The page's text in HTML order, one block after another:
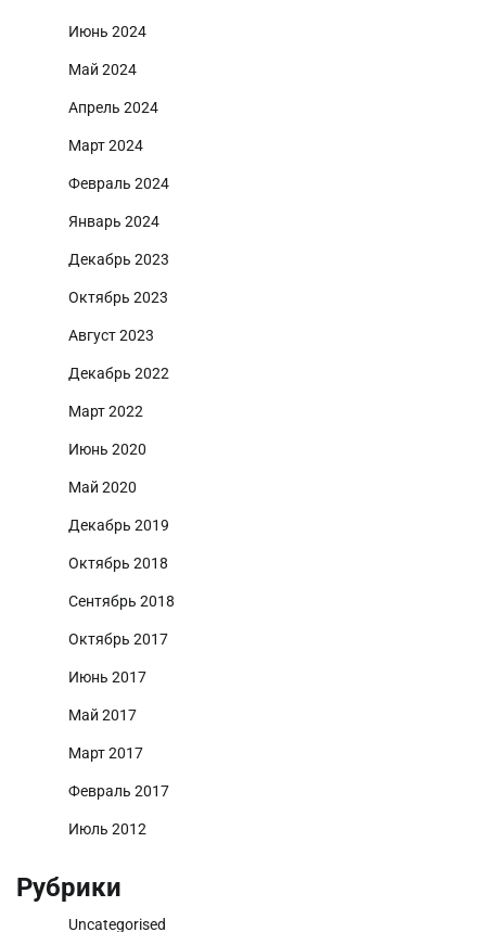
Июнь 2024
Май 2024
Апрель 2024
Март 2024
Февраль 2024
Январь 2024
Декабрь 2023
Октябрь 2023
Август 2023
Декабрь 2022
Март 2022
Июнь 2020
Май 2020
Декабрь 2019
Октябрь 2018
Сентябрь 2018
Октябрь 2017
Июнь 2017
Май 2017
Март 2017
Февраль 2017
Июль 2012
Рубрики
Uncategorised